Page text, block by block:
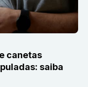
canetas
saiba